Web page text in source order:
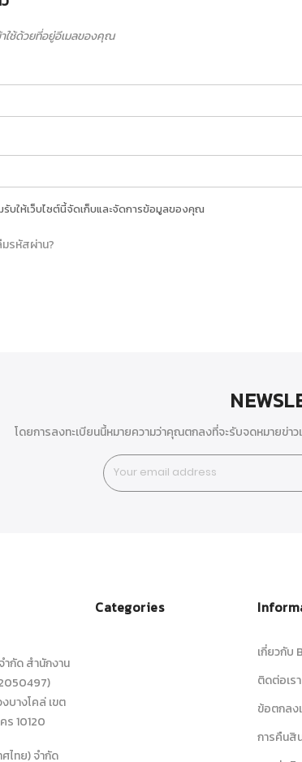
ช้ด้วยที่อยู่อีเมลของคุณ
บให้เว็บไซต์นี้จัดเก็บและจัดการข้อมูลของคุณ
รหัสผ่าน?
โดยการลงทะเบียนนี้หมายความว่าคุณตกลงที่จะรับจดหมายข่
ำกัด สำนักงาน
บางโคล่ เขต
ร 10120
ไทย) จำกัด
Categories
เกี่ยวกับ
ติดต่อเรา
ข้อตกลง
การคืนสิ